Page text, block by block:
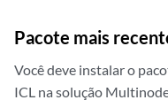
Pacote mais
Você deve instalar o
ICL na solução